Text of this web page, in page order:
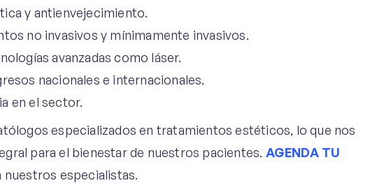
y antienvejecimiento.
no invasivos y mínimamente invasivos.
avanzadas como láser.
nacionales e internacionales.
en el sector.
especializados en tratamientos estéticos, lo que nos
para el bienestar de nuestros pacientes. AGENDA TU
especialistas.